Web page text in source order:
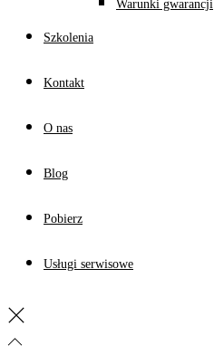
Warunki gwarancji
Szkolenia
Kontakt
O nas
Blog
Pobierz
Usługi serwisowe